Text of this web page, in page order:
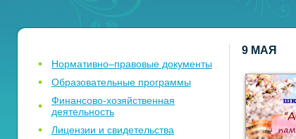
Нормативно–правовые документы
Образовательные программы
Финансово-хозяйственная
деятельность
Лицензии и свидетельства
9 МАЯ